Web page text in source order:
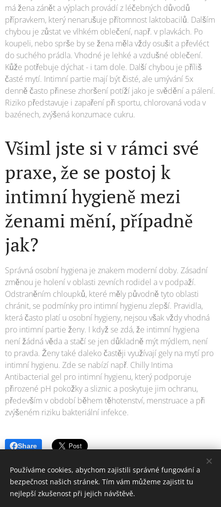
má žena zánět a výplach provádí z léčebných důvodů
přípravkem, který nenarušuje přítomnost laktobacilů. Dalším
chybou je zůstat ve vlhkém oblečení, např. v plavkách. Po
koupeli, nebo sprše by se žena měla vždy osušit a převléct
do suchého prádla. Vhodné je lehké a vzdušné oblečení.
Kůže potřebuje dýchat - i tam dole. Další chybou je příliš
časté mytí. Intimní partie mají být čisté, ale umývání 5x
denně často přinese zhoršení potíží jako je svědění a pálení.
Riziko představuje i zapaření při sportu, chlorovaná voda v
bazénech, zvýšená konzumace cukru.
Všiml jste si v rámci své
praxe, že se postoj k
intimní hygieně mezi
ženami mění, případně
jak?
Správná osobní hygiena je znakem moderní doby. Zásadní
změnou je holení v oblasti zevních rodidel a v podpaží.
Odstraněním chloupků, které měly původně tyto oblasti
chránit, se podmínky pro intimní hygienu zlepší. Pravidla,
která často platí u osobní hygieny, nejsou však vždy vhodná
pro intimní partie ženy. I když se zdá, že intimní hygiena
není žádná věda a stačí se jen důkladně mýt mýdlem, není
to pravda. Ženy také daleko častěji využívají gely na mytí pro
intimní hygienu. Zde se nabízí např. Chilly Intima
Antibacterial gel pro intimní hygienu, který podporuje
přirozené pH pokožky a sliznic a poskytuje jim ochranu,
především v období během těhotenství, menstruace a při
zvýšeném riziku bakteriální infekce.
Share
© 2006-2025 PrimaŽena.cz I ESPRIT BOHEMIA s.r.o. I Všechna práva
Používáme cookies, abychom zajistili správné fungování a
bezpečnost našich stránek. Tím vám můžeme zajistit tu
nejlepší zkušenost při jejich návštěvě.